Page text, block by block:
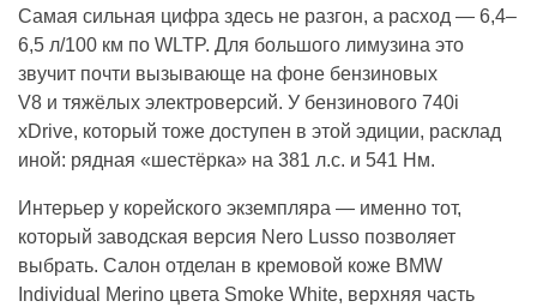
Самая сильная цифра здесь не разгон, а расход — 6,4–
6,5 л/100 км по WLTP. Для большого лимузина это
звучит почти вызывающе на фоне бензиновых
V8 и тяжёлых электроверсий. У бензинового 740i
xDrive, который тоже доступен в этой эдиции, расклад
иной: рядная «шестёрка» на 381 л.с. и 541 Нм.
Интерьер у корейского экземпляра — именно тот,
который заводская версия Nero Lusso позволяет
выбрать. Салон отделан в кремовой коже BMW
Individual Merino цвета Smoke White, верхняя часть